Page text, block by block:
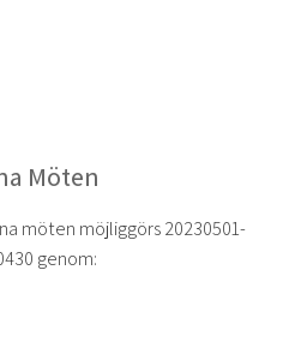
Möten
möten möjliggörs 20230501-
genom: